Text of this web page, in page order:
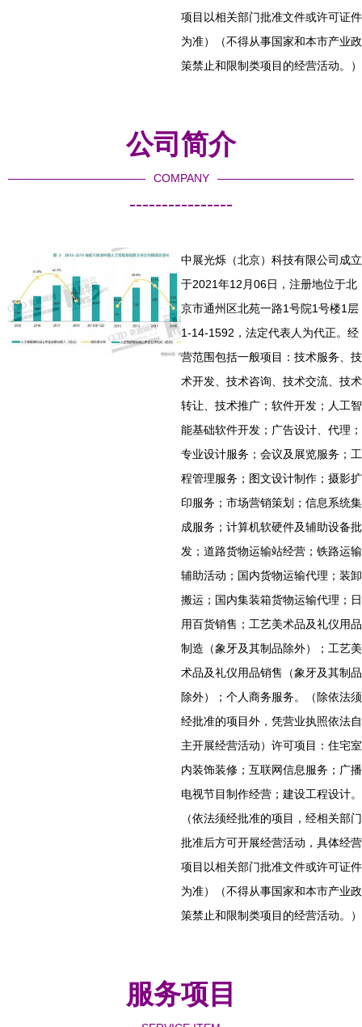
项目以相关部门批准文件或许可证件
为准）（不得从事国家和本市产业政
策禁止和限制类项目的经营活动。）
公司简介
COMPANY
----------------
中展光烁（北京）科技有限公司成立
于2021年12月06日，注册地位于北
京市通州区北苑一路1号院1号楼1层
1-14-1592，法定代表人为代正。经
营范围包括一般项目：技术服务、技
术开发、技术咨询、技术交流、技术
转让、技术推广；软件开发；人工智
能基础软件开发；广告设计、代理；
专业设计服务；会议及展览服务；工
程管理服务；图文设计制作；摄影扩
印服务；市场营销策划；信息系统集
成服务；计算机软硬件及辅助设备批
发；道路货物运输站经营；铁路运输
辅助活动；国内货物运输代理；装卸
搬运；国内集装箱货物运输代理；日
用百货销售；工艺美术品及礼仪用品
制造（象牙及其制品除外）；工艺美
术品及礼仪用品销售（象牙及其制品
除外）；个人商务服务。（除依法须
经批准的项目外，凭营业执照依法自
主开展经营活动）许可项目：住宅室
内装饰装修；互联网信息服务；广播
电视节目制作经营；建设工程设计。
（依法须经批准的项目，经相关部门
批准后方可开展经营活动，具体经营
项目以相关部门批准文件或许可证件
为准）（不得从事国家和本市产业政
策禁止和限制类项目的经营活动。）
服务项目